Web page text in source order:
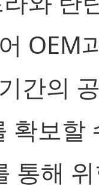
OEM
간의
보할
통해